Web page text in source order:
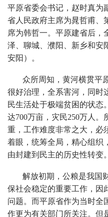
平原省委会书记，赵时真为
省人民政府主席为晁哲甫、
席为韩哲一。平原建省后，
泽、聊城、濮阳、新乡和安
安阳）。
众所周知，黄河横贯平
很好治理，全系害河，同时
民生活处于极端贫困的状态
达700万亩，灾民250万人
重，工作难度非常之大，必
着眼，统筹全局，精心组织
由封建到民主的历史性转变。
解放初期，公粮是我国
保社会稳定的重要工作，因
问题。而平原省作为当时全
作更为有关部门所关注。但